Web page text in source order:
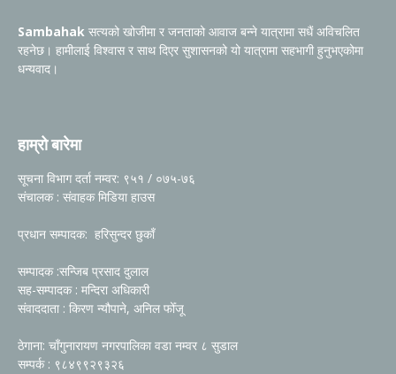
Sambahak सत्यको खोजीमा र जनताको आवाज बन्ने यात्रामा सधैं अविचलित
रहनेछ। हामीलाई विश्वास र साथ दिएर सुशासनको यो यात्रामा सहभागी हुनुभएकोमा
धन्यवाद।
हाम्रो बारेमा
सूचना विभाग दर्ता नम्वर: ९५१ / ०७५-७६
संचालक : संवाहक मिडिया हाउस
प्रधान सम्पादक: हरिसुन्दर छुकाँ
सम्पादक :सन्जिब प्रसाद दुलाल
सह-सम्पादक : मन्दिरा अधिकारी
संवाददाता : किरण न्यौपाने, अनिल फोँजू
ठेगाना: चाँगुनारायण नगरपालिका वडा नम्वर ८ सुडाल
सम्पर्क : ९८४९९२९३२६